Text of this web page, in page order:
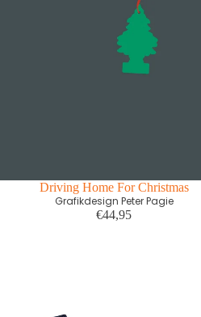
Driving Home For Christmas
Grafikdesign Peter Pagie
€44,95